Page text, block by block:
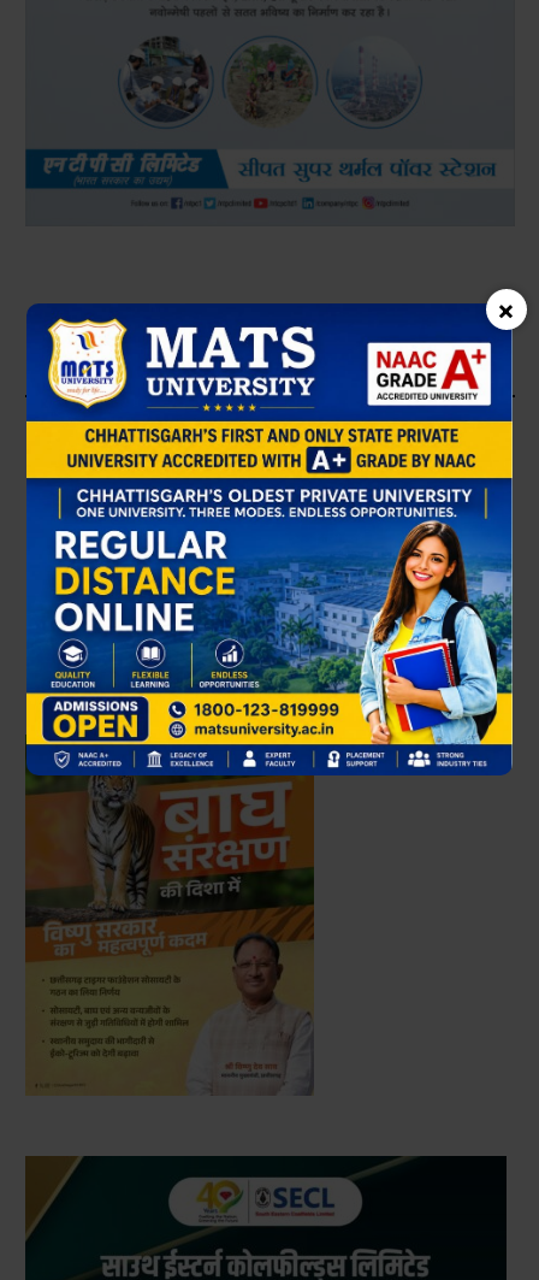
JINDAL STEEL
×